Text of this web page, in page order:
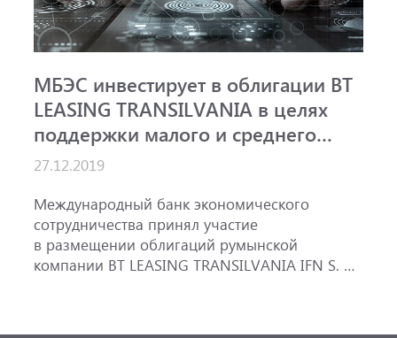
МБЭС инвестирует в облигации BT
LEASING TRANSILVANIA в целях
поддержки малого и среднего
бизнеса и устойчивой энергетики
27.12.2019
Международный банк экономического
сотрудничества принял участие
в размещении облигаций румынской
компании BT LEASING TRANSILVANIA IFN S. A.